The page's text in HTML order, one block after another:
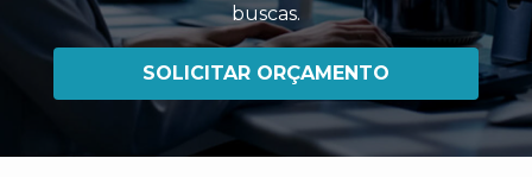
buscas.
SOLICITAR ORÇAMENTO